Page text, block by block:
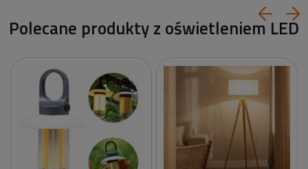
Polecane produkty z oświetleniem LED